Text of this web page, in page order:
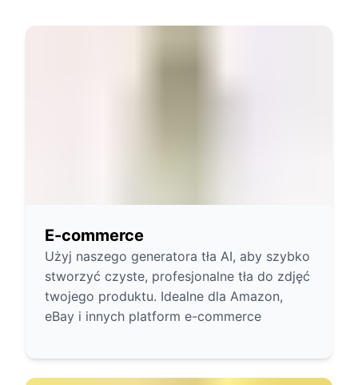
E-commerce
Użyj naszego generatora tła AI, aby szybko
stworzyć czyste, profesjonalne tła do zdjęć
twojego produktu. Idealne dla Amazon,
eBay i innych platform e-commerce